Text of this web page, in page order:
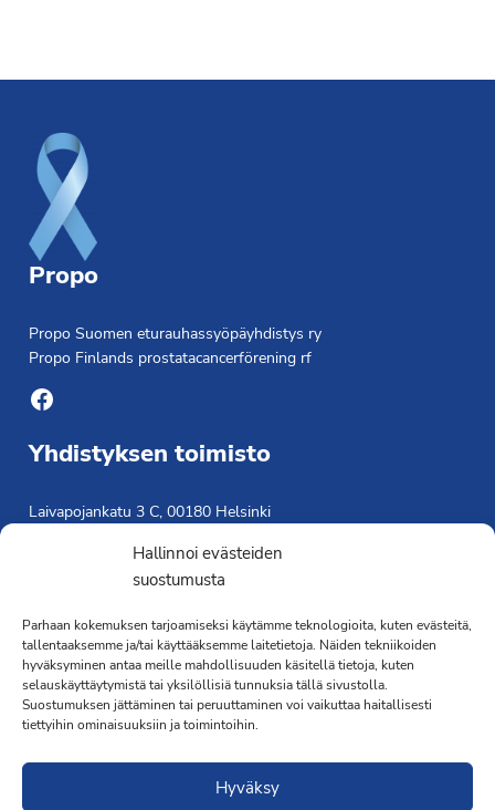
Hallinnoi evästeiden
suostumusta
Parhaan kokemuksen tarjoamiseksi käytämme teknologioita, kuten evästeitä,
tallentaaksemme ja/tai käyttääksemme laitetietoja. Näiden tekniikoiden
hyväksyminen antaa meille mahdollisuuden käsitellä tietoja, kuten
selauskäyttäytymistä tai yksilöllisiä tunnuksia tällä sivustolla.
Suostumuksen jättäminen tai peruuttaminen voi vaikuttaa haitallisesti
tiettyihin ominaisuuksiin ja toimintoihin.
Hyväksy
Propo
Propo Suomen eturauhassyöpäyhdistys ry
Propo Finlands prostatacancerförening rf
Facebook
Yhdistyksen toimisto
Laivapojankatu 3 C, 00180 Helsinki
Saavutettavuusseloste »
Toiminnanjohtaja
Kimmo Järvinen
Terveydenhoitaja
041 501 4176